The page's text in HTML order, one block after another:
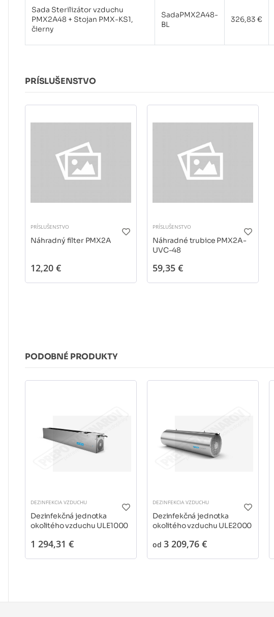
Sada Sterilizátor vzduchu
PMX2A48 + Stojan PMX-KS1,
čierny
SadaPMX2A48-
BL
326,83 €
PRÍSLUŠENSTVO
PRÍSLUŠENSTVO
Náhradný filter PMX2A
12,20 €
PRÍSLUŠENSTVO
Náhradné trubice PMX2A-
UVC-48
59,35 €
PODOBNÉ PRODUKTY
DEZINFEKCIA VZDUCHU
Dezinfekčná jednotka
okolitého vzduchu ULE1000
1 294,31 €
DEZINFEKCIA VZDUCHU
Dezinfekčná jednotka
okolitého vzduchu ULE2000
od 3 209,76 €